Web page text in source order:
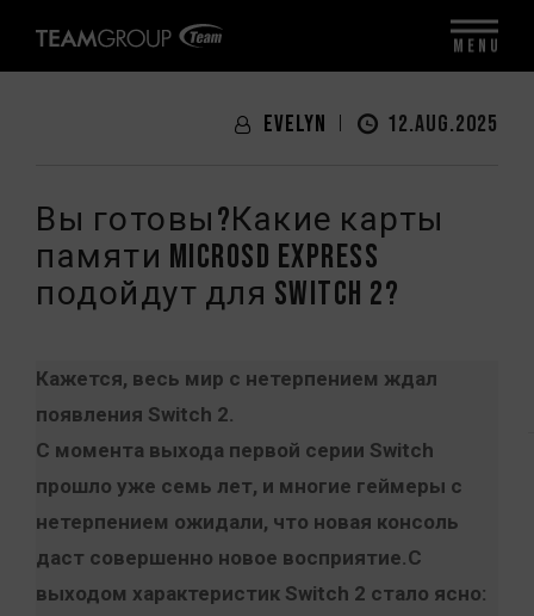
Evelyn 12.AUG.2025
Вы готовы?Какие карты
памяти microSD Express
подойдут для Switch 2?
Кажется, весь мир с нетерпением ждал
появления Switch 2.
С момента выхода первой серии Switch
прошло уже семь лет, и многие геймеры с
нетерпением ожидали, что новая консоль
даcт совершенно новое восприятие.С
выходом характеристик Switch 2 стало ясно:
MENU